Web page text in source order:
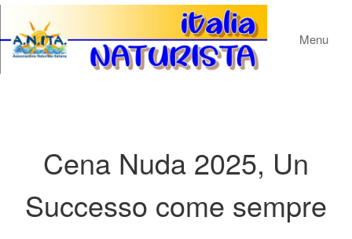
Menu
Cena Nuda 2025, Un
Successo come sempre